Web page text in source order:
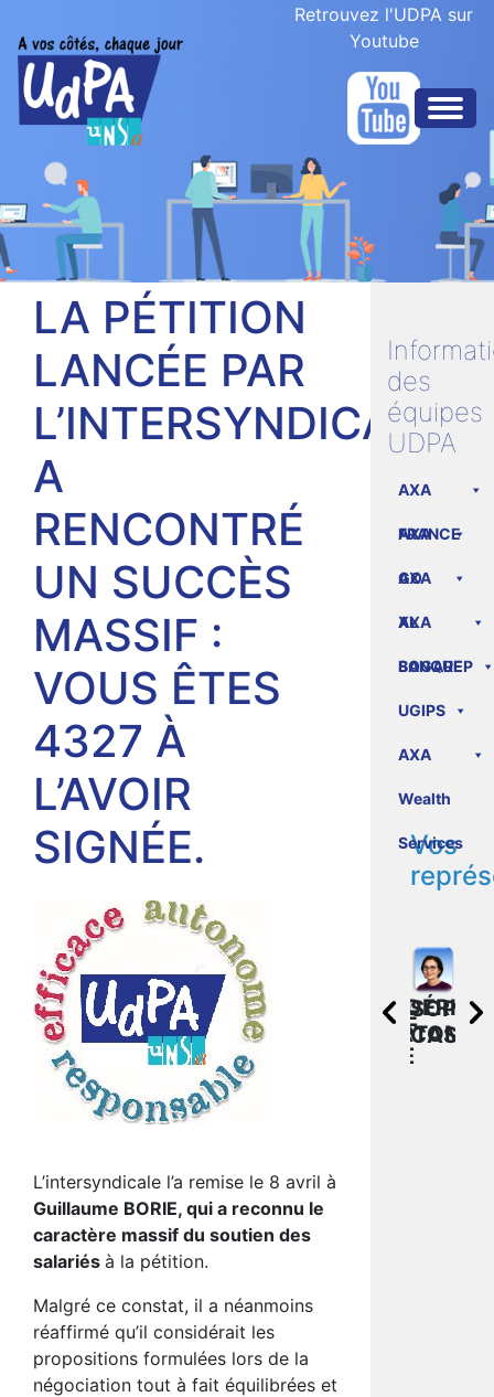
Retrouvez l'UDPA sur
Youtube
LA PÉTITION
LANCÉE PAR
L’INTERSYNDICALE
A
RENCONTRÉ
UN SUCCÈS
MASSIF :
VOUS ÊTES
4327 À
L’AVOIR
SIGNÉE.
L’intersyndicale l’a remise le 8 avril à
Guillaume BORIE, qui a reconnu le
caractère massif du soutien des
salariés à la pétition.
Malgré ce constat, il a néanmoins
réaffirmé qu’il considérait les
propositions formulées lors de la
négociation tout à fait équilibrées et
des
équipes
UDPA
AXA
FRANCE
AXA
GO
AXA
XL
AXA
BANQUE
SOGAREP
UGIPS
AXA
Wealth
Services
Vos
CAROLINE
VATTIERCHRISTOPHE
BANQUE
FRÉDÉRIC
DORTOMB
SOPHIE